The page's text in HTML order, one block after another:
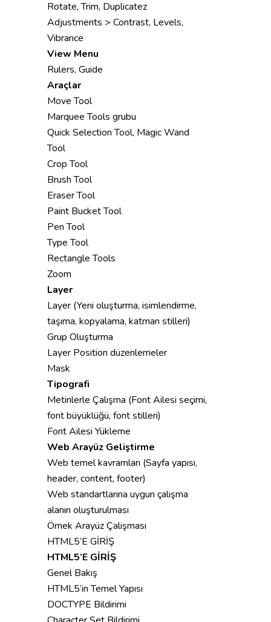
Rotate, Trim, Duplicatez
Adjustments > Contrast, Levels,
Vibrance
View Menu
Rulers, Guide
Araçlar
Move Tool
Marquee Tools grubu
Quick Selection Tool, Magic Wand
Tool
Crop Tool
Brush Tool
Eraser Tool
Paint Bucket Tool
Pen Tool
Type Tool
Rectangle Tools
Zoom
Layer
Layer (Yeni oluşturma, isimlendirme,
taşıma, kopyalama, katman stilleri)
Grup Oluşturma
Layer Position düzenlemeler
Mask
Tipografi
Metinlerle Çalışma (Font Ailesi seçimi,
font büyüklüğü, font stilleri)
Font Ailesi Yükleme
Web Arayüz Geliştirme
Web temel kavramları (Sayfa yapısı,
header, content, footer)
Web standartlarına uygun çalışma
alanın oluşturulması
Örnek Arayüz Çalışması
HTML5’E GİRİŞ
HTML5’E GİRİŞ
Genel Bakış
HTML5’in Temel Yapısı
DOCTYPE Bildirimi